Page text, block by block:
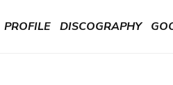
PROFILE DISCOGRAPHY